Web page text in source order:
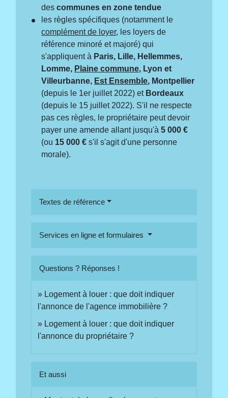
descommunes en zone tendue
les règles spécifiques (notamment le
complément de loyer, les loyers de
référence minoré et majoré) qui
s'appliquent à Paris, Lille, Hellemmes,
Lomme, Plaine commune, Lyon et
Villeurbanne, Est Ensemble, Montpellier
(depuis le 1er juillet 2022) et Bordeaux
(depuis le 15 juillet 2022). S'il ne respecte
pas ces règles, le propriétaire peut devoir
payer une amende allant jusqu'à5 000 €
(ou 15 000 € s'il s'agit d'une personne
morale).
Textes de référence
Services en ligne et formulaires
Questions ? Réponses !
Logement à louer : que doit indiquer
l'annonce de l'agence immobilière ?
Logement à louer : que doit indiquer
l'annonce du propriétaire ?
Et aussi